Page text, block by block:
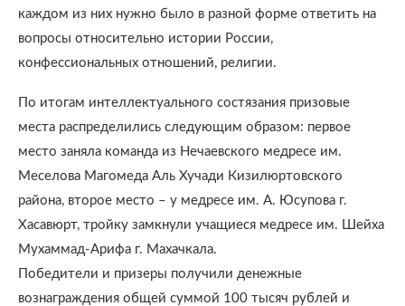
каждом из них нужно было в разной форме ответить на
вопросы относительно истории России,
конфессиональных отношений, религии.
По итогам интеллектуального состязания призовые
места распределились следующим образом: первое
место заняла команда из Нечаевского медресе им.
Меселова Магомеда Аль Хучади Кизилюртовского
района, второе место – у медресе им. А. Юсупова г.
Хасавюрт, тройку замкнули учащиеся медресе им. Шейха
Мухаммад-Арифа г. Махачкала.
Победители и призеры получили денежные
вознаграждения общей суммой 100 тысяч рублей и